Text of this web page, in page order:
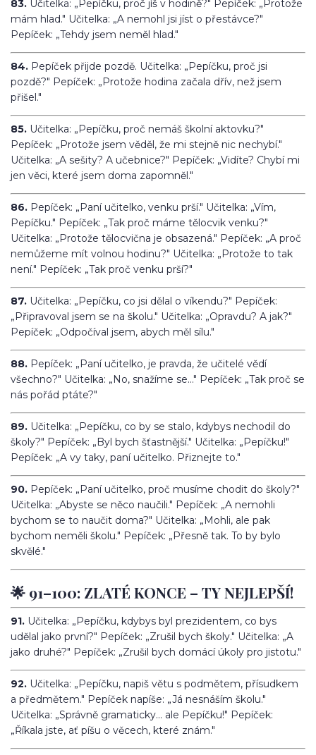
83. Učitelka: „Pepíčku, proč jíš v hodině?" Pepíček: „Protože
mám hlad." Učitelka: „A nemohl jsi jíst o přestávce?"
Pepíček: „Tehdy jsem neměl hlad."
84. Pepíček přijde pozdě. Učitelka: „Pepíčku, proč jsi
pozdě?" Pepíček: „Protože hodina začala dřív, než jsem
přišel."
85. Učitelka: „Pepíčku, proč nemáš školní aktovku?"
Pepíček: „Protože jsem věděl, že mi stejně nic nechybí."
Učitelka: „A sešity? A učebnice?" Pepíček: „Vidíte? Chybí mi
jen věci, které jsem doma zapomněl."
86. Pepíček: „Paní učitelko, venku prší." Učitelka: „Vím,
Pepíčku." Pepíček: „Tak proč máme tělocvik venku?"
Učitelka: „Protože tělocvična je obsazená." Pepíček: „A proč
nemůžeme mít volnou hodinu?" Učitelka: „Protože to tak
není." Pepíček: „Tak proč venku prší?"
87. Učitelka: „Pepíčku, co jsi dělal o víkendu?" Pepíček:
„Připravoval jsem se na školu." Učitelka: „Opravdu? A jak?"
Pepíček: „Odpočíval jsem, abych měl sílu."
88. Pepíček: „Paní učitelko, je pravda, že učitelé vědí
všechno?" Učitelka: „No, snažíme se..." Pepíček: „Tak proč se
nás pořád ptáte?"
89. Učitelka: „Pepíčku, co by se stalo, kdybys nechodil do
školy?" Pepíček: „Byl bych šťastnější." Učitelka: „Pepíčku!"
Pepíček: „A vy taky, paní učitelko. Přiznejte to."
90. Pepíček: „Paní učitelko, proč musíme chodit do školy?"
Učitelka: „Abyste se něco naučili." Pepíček: „A nemohli
bychom se to naučit doma?" Učitelka: „Mohli, ale pak
bychom neměli školu." Pepíček: „Přesně tak. To by bylo
skvělé."
🌟 91–100: ZLATÉ KONCE – TY NEJLEPŠÍ!
91. Učitelka: „Pepíčku, kdybys byl prezidentem, co bys
udělal jako první?" Pepíček: „Zrušil bych školy." Učitelka: „A
jako druhé?" Pepíček: „Zrušil bych domácí úkoly pro jistotu."
92. Učitelka: „Pepíčku, napiš větu s podmětem, přísudkem
a předmětem." Pepíček napíše: „Já nesnáším školu."
Učitelka: „Správně gramaticky... ale Pepíčku!" Pepíček:
„Říkala jste, ať píšu o věcech, které znám."